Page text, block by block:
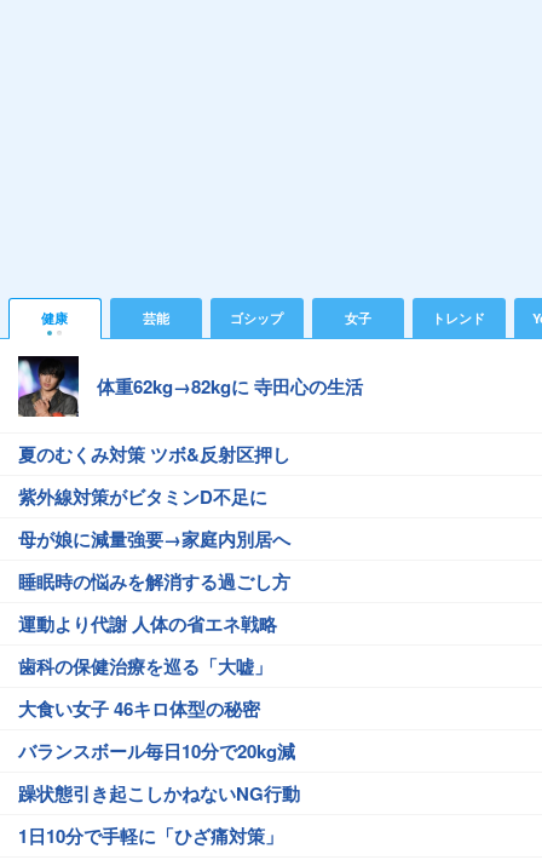
健康 芸能 ゴシップ 女子 トレンド
体重62kg→82kgに 寺田心の生活
夏のむくみ対策 ツボ&反射区押し
紫外線対策がビタミンD不足に
母が娘に減量強要→家庭内別居へ
睡眠時の悩みを解消する過ごし方
運動より代謝 人体の省エネ戦略
歯科の保健治療を巡る「大嘘」
大食い女子 46キロ体型の秘密
バランスボール毎日10分で20kg減
躁状態引き起こしかねないNG行動
1日10分で手軽に「ひざ痛対策」